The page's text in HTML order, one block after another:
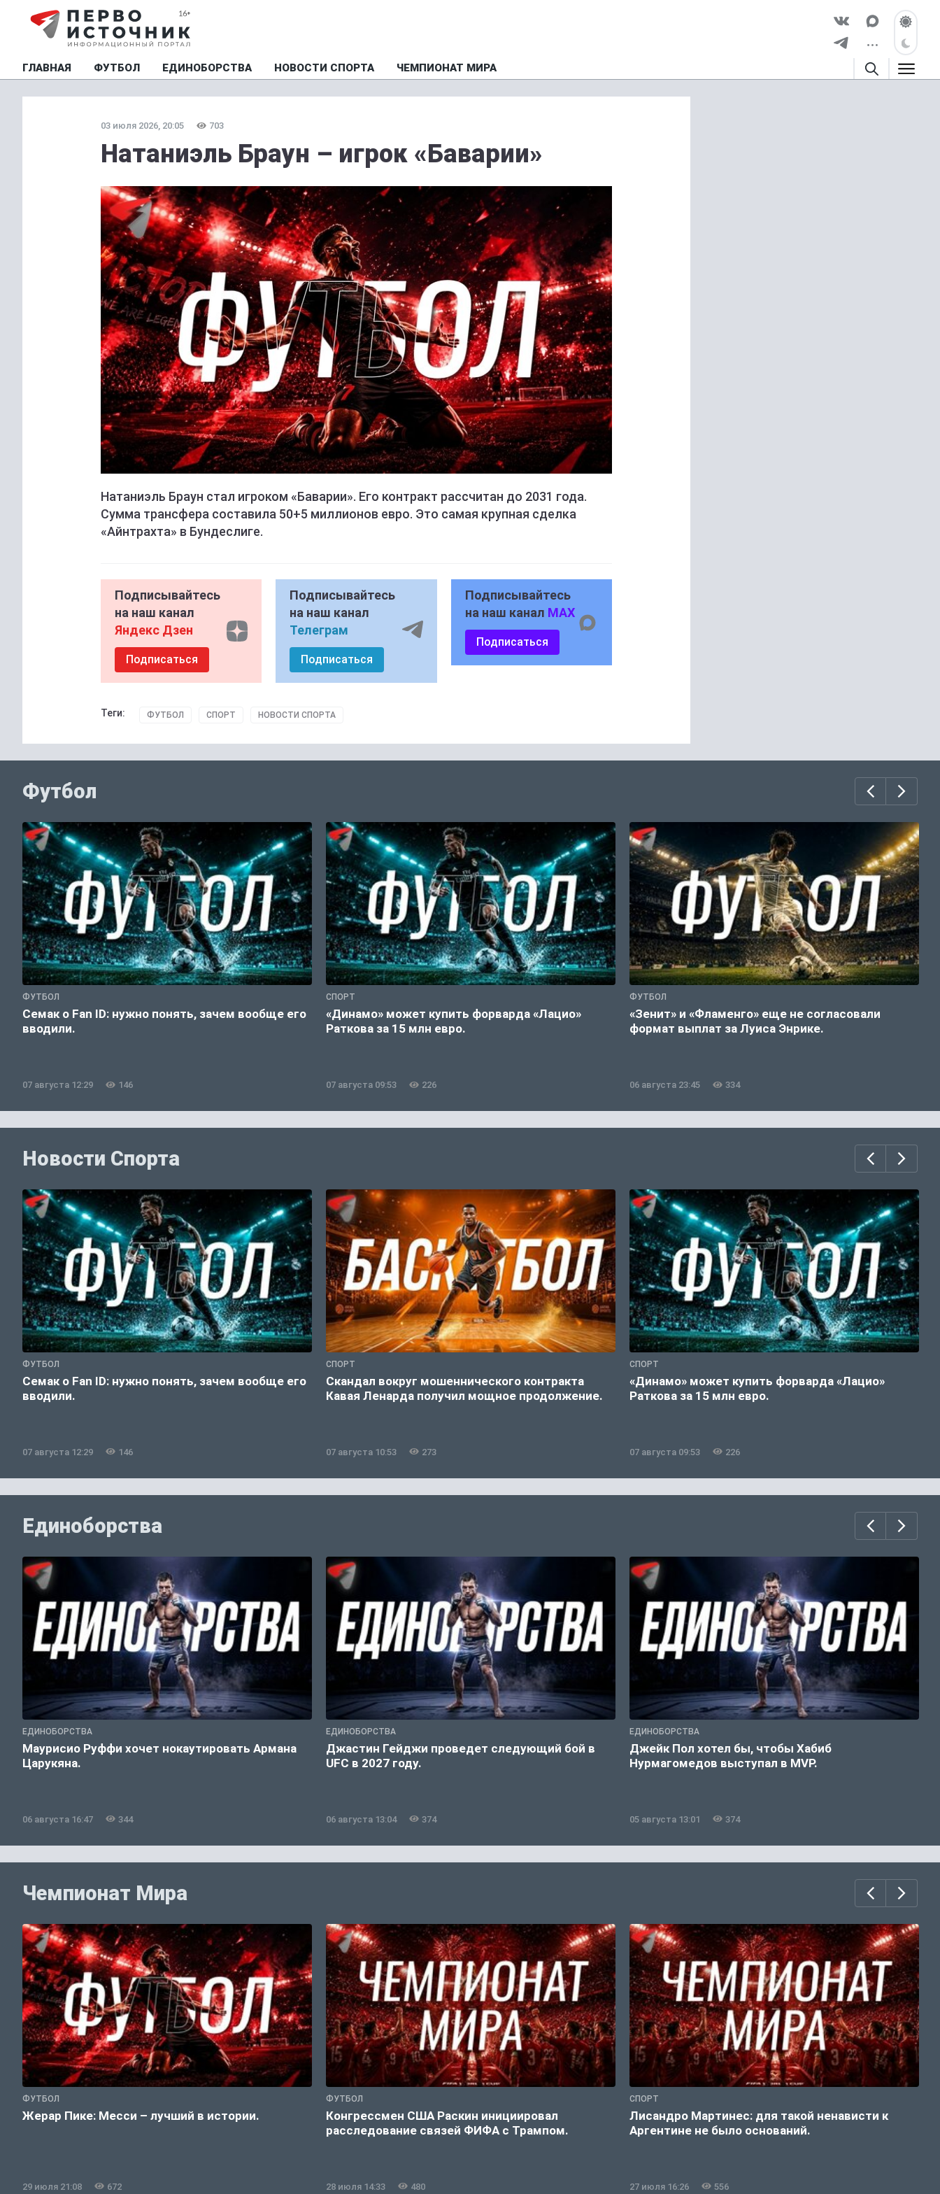
ГЛАВНАЯ ФУТБОЛ ЕДИНОБОРСТВА НОВОСТИ СПОРТА ЧЕМПИОНАТ МИРА
03 июля 2026, 20:05 703
Натаниэль Браун – игрок «Баварии»
Натаниэль Браун стал игроком «Баварии». Его контракт рассчитан до 2031 года.
Сумма трансфера составила 50+5 миллионов евро. Это самая крупная сделка
«Айнтрахта» в Бундеслиге.
Подписывайтесь
на наш канал
Яндекс Дзен
Подписаться
Подписывайтесь
на наш канал
Телеграм
Подписаться
Подписывайтесь
на наш канал MAX
Подписаться
Теги: ФУТБОЛ СПОРТ НОВОСТИ СПОРТА
Футбол
ФУТБОЛ
Семак о Fan ID: нужно понять, зачем вообще его
вводили.
07 августа 12:29 146
СПОРТ
«Динамо» может купить форварда «Лацио»
Раткова за 15 млн евро.
07 августа 09:53 226
ФУТБОЛ
«Зенит» и «Фламенго» еще не согласовали
формат выплат за Луиса Энрике.
06 августа 23:45 334
Новости Спорта
ФУТБОЛ
Семак о Fan ID: нужно понять, зачем вообще его
вводили.
07 августа 12:29 146
СПОРТ
Скандал вокруг мошеннического контракта
Кавая Ленарда получил мощное продолжение.
07 августа 10:53 273
СПОРТ
«Динамо» может купить форварда «Лацио»
Раткова за 15 млн евро.
07 августа 09:53 226
Единоборства
ЕДИНОБОРСТВА
Маурисио Руффи хочет нокаутировать Армана
Царукяна.
06 августа 16:47 344
ЕДИНОБОРСТВА
Джастин Гейджи проведет следующий бой в
UFC в 2027 году.
06 августа 13:04 374
ЕДИНОБОРСТВА
Джейк Пол хотел бы, чтобы Хабиб
Нурмагомедов выступал в MVP.
05 августа 13:01 374
Чемпионат Мира
ФУТБОЛ
Жерар Пике: Месси – лучший в истории.
29 июля 21:08 672
ФУТБОЛ
Конгрессмен США Раскин инициировал
расследование связей ФИФА с Трампом.
28 июля 14:33 480
СПОРТ
Лисандро Мартинес: для такой ненависти к
Аргентине не было оснований.
27 июля 16:26 556